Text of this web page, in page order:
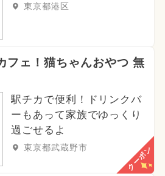
東京都港区
フェ！猫ちゃんおやつ 無
駅チカで便利！ドリンクバ
ーもあって家族でゆっくり
過ごせるよ
東京都武蔵野市 クーポン